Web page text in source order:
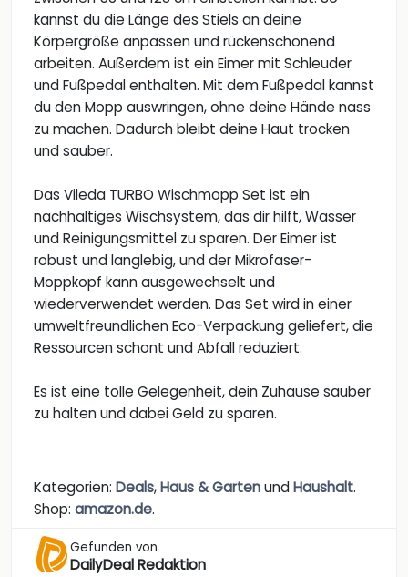
kannst du die Länge des Stiels an deine
Körpergröße anpassen und rückenschonend
arbeiten. Außerdem ist ein Eimer mit Schleuder
und Fußpedal enthalten. Mit dem Fußpedal kannst
du den Mopp auswringen, ohne deine Hände nass
zu machen. Dadurch bleibt deine Haut trocken
und sauber.
Das Vileda TURBO Wischmopp Set ist ein
nachhaltiges Wischsystem, das dir hilft, Wasser
und Reinigungsmittel zu sparen. Der Eimer ist
robust und langlebig, und der Mikrofaser-
Moppkopf kann ausgewechselt und
wiederverwendet werden. Das Set wird in einer
umweltfreundlichen Eco-Verpackung geliefert, die
Ressourcen schont und Abfall reduziert.
Es ist eine tolle Gelegenheit, dein Zuhause sauber
zu halten und dabei Geld zu sparen.
Kategorien: Deals,Haus & GartenundHaushalt.
Shop: amazon.de.
Gefunden von
DailyDeal Redaktion